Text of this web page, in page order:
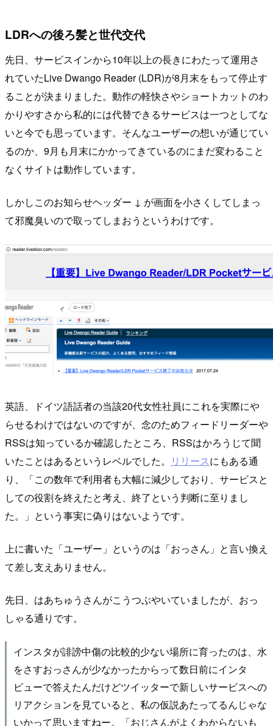
LDRへの後ろ髪と世代交代
先日、サービスインから10年以上の長きにわたって運用さ
れていたLive Dwango Reader (LDR)が8月末をもって停止す
ることが決まりました。動作の軽快さやショートカットのわ
かりやすさから私的には代替できるサービスは一つとしてな
いと今でも思っています。そんなユーザーの想いが通じてい
るのか、9月も月末にかかってきているのにまだ変わること
なくサイトは動作しています。
しかしこのお知らせヘッダー ↓ が画面を小さくしてしまっ
て邪魔臭いので取ってしまおうというわけです。
英語、ドイツ語話者の当該20代女性社員にこれを実際にや
らせるわけではないのですが、念のためフィードリーダーや
RSSは知っているか確認したところ、RSSはかろうじて聞
いたことはあるというレベルでした。
リリースにもある通
り、「この数年で利用者も大幅に減少しており、サービスと
しての役割を終えたと考え、終了という判断に至りまし
た。」という事実に偽りはないようです。
上に書いた「ユーザー」というのは「おっさん」と言い換え
て差し支えありません。
先日、はあちゅうさんがこうつぶやいていましたが、おっ
しゃる通りです。
インスタが誹謗中傷の比較的少ない場所に育ったのは、水
をさすおっさんが少なかったからって数日前にインタ
ビューで答えたんだけどツイッターで新しいサービスへの
リアクションを見ていると、私の仮説あたってるんじゃな
いかって思いますねー。「おじさんがよくわからないも